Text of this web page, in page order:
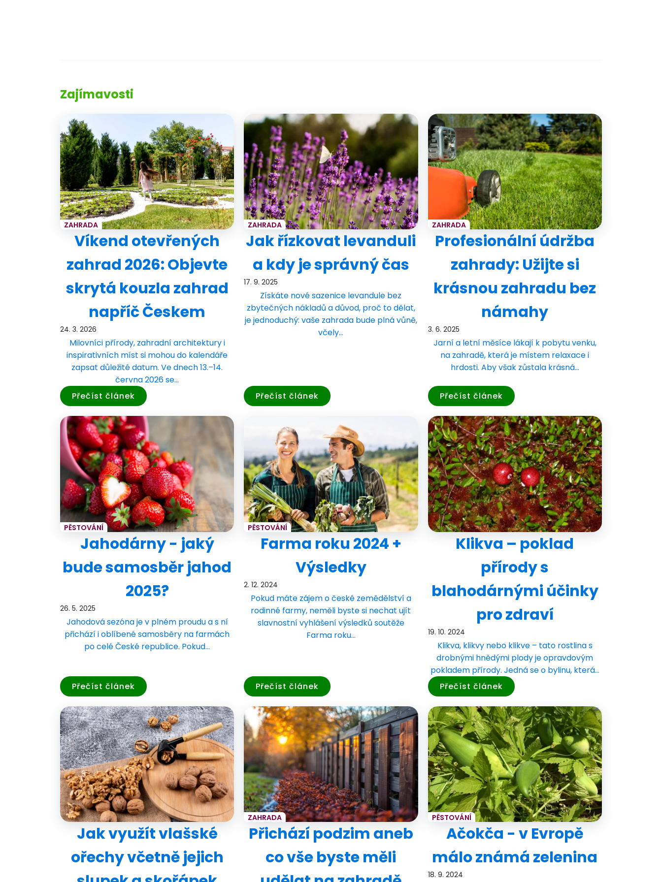
Zajímavosti
ZAHRADA
Víkend otevřených
zahrad 2026: Objevte
skrytá kouzla zahrad
napříč Českem
24. 3. 2026
Milovníci přírody, zahradní architektury i
inspirativních míst si mohou do kalendáře
zapsat důležité datum. Ve dnech 13.–14.
června 2026 se…
Přečíst článek
ZAHRADA
Jak řízkovat levanduli
a kdy je správný čas
17. 9. 2025
Získáte nové sazenice levandule bez
zbytečných nákladů a důvod, proč to dělat,
je jednoduchý: vaše zahrada bude plná vůně,
včely…
Přečíst článek
ZAHRADA
Profesionální údržba
zahrady: Užijte si
krásnou zahradu bez
námahy
3. 6. 2025
Jarní a letní měsíce lákají k pobytu venku,
na zahradě, která je místem relaxace i
hrdosti. Aby však zůstala krásná…
Přečíst článek
PĚSTOVÁNÍ
Jahodárny - jaký
bude samosběr jahod
2025?
26. 5. 2025
Jahodová sezóna je v plném proudu a s ní
přichází i oblíbené samosběry na farmách
po celé České republice. Pokud…
Přečíst článek
PĚSTOVÁNÍ
Farma roku 2024 +
Výsledky
2. 12. 2024
Pokud máte zájem o české zemědělství a
rodinné farmy, neměli byste si nechat ujít
slavnostní vyhlášení výsledků soutěže
Farma roku…
Přečíst článek
Klikva – poklad
přírody s
blahodárnými účinky
pro zdraví
19. 10. 2024
Klikva, klikvy nebo klikve – tato rostlina s
drobnými hnědými plody je opravdovým
pokladem přírody. Jedná se o bylinu, která…
Přečíst článek
Jak využít vlašské
ořechy včetně jejich
ZAHRADA
Přichází podzim aneb
co vše byste měli
PĚSTOVÁNÍ
Ačokča - v Evropě
málo známá zelenina
18. 9. 2024